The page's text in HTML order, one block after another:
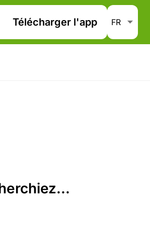
Télécharger l'app